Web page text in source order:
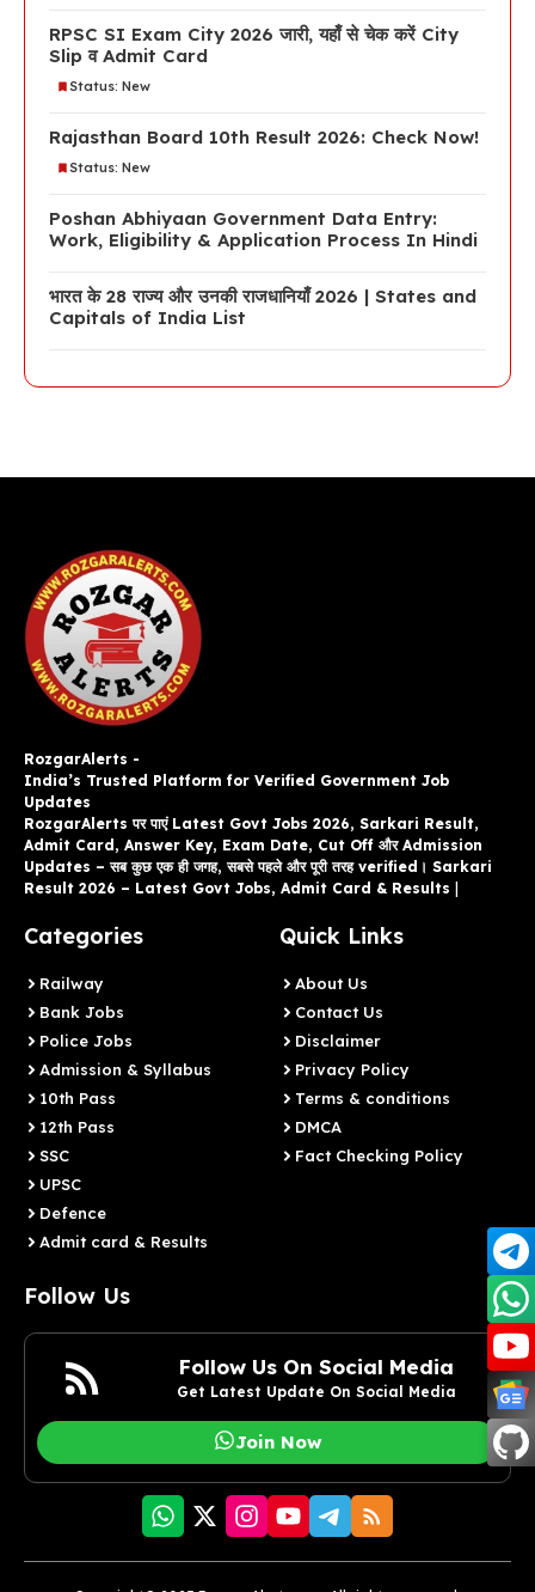
RPSC SI Exam City 2026 जारी, यहाँ से चेक करें City
Slip व Admit Card
Status: New
Rajasthan Board 10th Result 2026: Check Now!
Status: New
Poshan Abhiyaan Government Data Entry:
Work, Eligibility & Application Process In Hindi
भारत के 28 राज्य और उनकी राजधानियाँ 2026 | States and
Capitals of India List
RozgarAlerts -
India’s Trusted Platform for Verified Government Job
Updates
RozgarAlerts पर पाएं Latest Govt Jobs 2026, Sarkari Result,
Admit Card, Answer Key, Exam Date, Cut Off और Admission
Updates – सब कुछ एक ही जगह, सबसे पहले और पूरी तरह verified। Sarkari
Result 2026 – Latest Govt Jobs, Admit Card & Results
Categories
Railway
Bank Jobs
Police Jobs
Admission & Syllabus
10th Pass
12th Pass
SSC
UPSC
Defence
Admit card & Results
Quick Links
About Us
Contact Us
Disclaimer
Privacy Policy
Terms & conditions
DMCA
Fact Checking Policy
Follow Us
Follow Us On Social Media
Get Latest Update On Social Media
Join Now